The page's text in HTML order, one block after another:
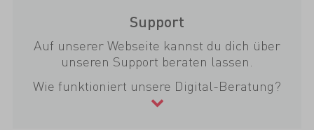
Support
Auf unserer Webseite kannst du dich über
unseren Support beraten lassen.
Wie funktioniert unsere Digital-Beratung?